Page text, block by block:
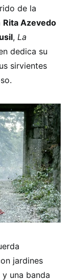
de la
Rita Azevedo
, La
dedica su
sirvientes
jardines
una banda